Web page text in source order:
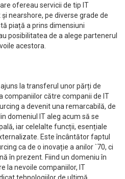
ofereau servicii de tip IT
nearshore, pe diverse grade de
piață a prins dimensiuni
posibilitatea de a alege partenerul
acestora.
la transferul unor părți de
companiilor către companii de IT
a devenit una remarcabilă, de
domeniul IT aleg acum să se
iar celelalte funcții, esențiale
Este încântător faptul
ca de o inovație a anilor `70, ci
în prezent. Fiind un domeniu în
la nevoile companiilor, IT